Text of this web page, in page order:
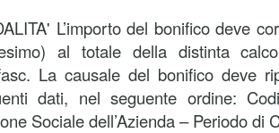
L’importo del bonifico deve
al totale della distinta
La causale del bonifico deve
dati, nel seguente ordine:
Sociale dell’Azienda – Periodo di